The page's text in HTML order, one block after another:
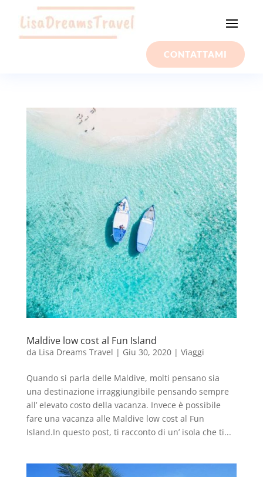
CONTATTAMI
Maldive low cost al Fun Island
da Lisa Dreams Travel | Giu 30, 2020| Viaggi
Quando si parla delle Maldive, molti pensano sia
una destinazione irraggiungibile pensando sempre
all’ elevato costo della vacanza. Invece è possibile
fare una vacanza alle Maldive low cost al Fun
Island.In questo post, ti racconto di un’ isola che ti...